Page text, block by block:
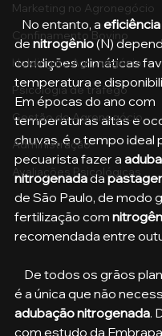
Marketing no Agronegócio
Confinamento Bovino
Holding no Agronegócio
Psicologia de tráfego
Gestão do Agronegócio
Administração
Avaliações Psicológicas
   No entanto, a
eficiência
de nitrogênio (N)
condições climáticas
temperatura e
Em épocas do ano com
temperaturas altas e
chuvas, é o tempo ideal
pecuarista fazer a
nitrogenada da
de São Paulo, de modo
fertilização com
recomendada entre
é a única que não
adubação nitrogenada.
com estudo da